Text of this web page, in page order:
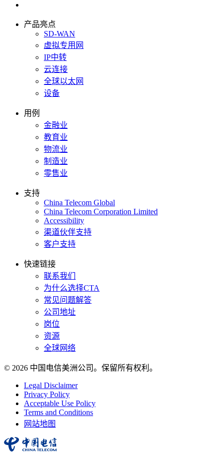
产品亮点
SD-WAN
虚拟专用网
IP中转
云连接
全球以太网
设备
用例
金融业
教育业
物流业
制造业
零售业
支持
China Telecom Global
China Telecom Corporation Limited
Accessibility
渠道伙伴支持
客户支持
快速链接
联系我们
为什么选择CTA
常见问题解答
公司地址
岗位
资源
全球网络
© 2026 中国电信美洲公司。保留所有权利。
Legal Disclaimer
Privacy Policy
Acceptable Use Policy
Terms and Conditions
网站地图